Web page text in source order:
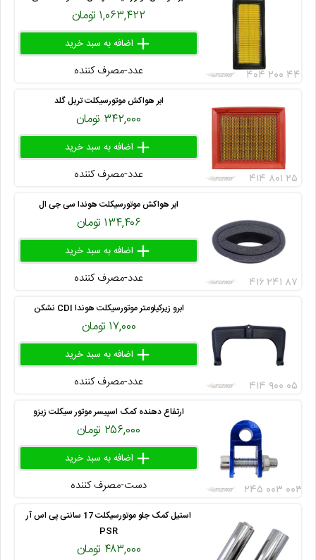
۱,۰۶۳,۴۲۲ تومان
add
عدد-مصرف کننده ۴۰۴ ۲۰۰ ۴۴
ابر هواکش موتورسیکلت تریل گلد
۳۴۲,۰۰۰ تومان
add
عدد-مصرف کننده ۴۱۴ ۸۰۱ ۲۵
ابر هواکش موتورسیکلت هوندا سی جی ال
۱۳۴,۴۰۶ تومان
add
عدد-مصرف کننده ۴۱۶ ۲۴۱ ۸۷
ابرو زیرکیلومتر موتورسیکلت هوندا CDI نشکن
۱۷,۰۰۰ تومان
add
عدد-مصرف کننده ۴۱۴ ۹۰۰ ۰۵
ارتفاع دهنده کمک اسپیسر موتور سیکلت زیزو
۲۵۶,۰۰۰ تومان
add
دست-مصرف کننده ۲۴۵ ۰۰۳ ۰۰۳
استیل کمک جلو موتورسیکلت 17 سانتی پی اس آر
PSR
۴۸۳,۰۰۰ تومان